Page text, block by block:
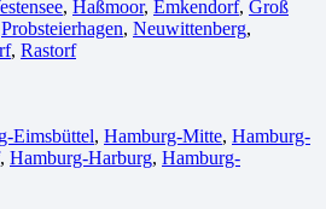
, Haßmoor, Emkendorf, Groß
Probsteierhagen, Neuwittenberg,
, Rastorf
Eimsbüttel, Hamburg-Mitte, Hamburg-
, Hamburg-Harburg, Hamburg-